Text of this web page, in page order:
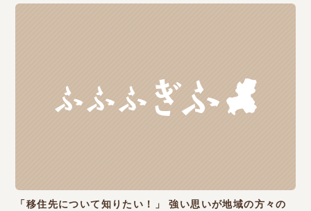
「移住先について知りたい！」 強い思いが地域の方々の